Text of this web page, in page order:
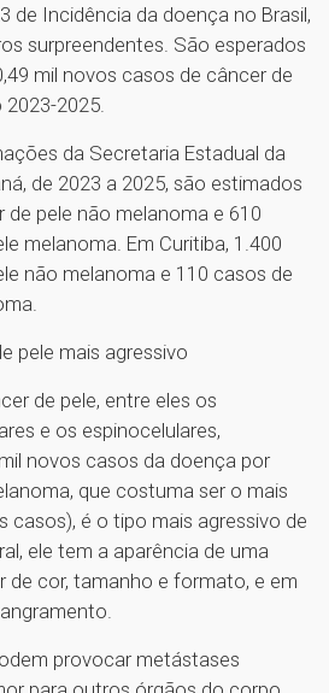
de Incidência da doença no Brasil,
surpreendentes. São esperados
mil novos casos de câncer de
2025.
da Secretaria Estadual da
de 2023 a 2025, são estimados
de pele não melanoma e 610
melanoma. Em Curitiba, 1.400
não melanoma e 110 casos de
pele mais agressivo
de pele, entre eles os
e os espinocelulares,
novos casos da doença por
que costuma ser o mais
casos), é o tipo mais agressivo de
ele tem a aparência de uma
de cor, tamanho e formato, e em
provocar metástases